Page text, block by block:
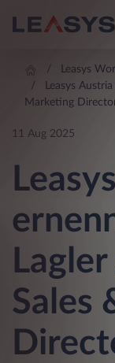
Leasys
Leasys
Marketing
11 Aug 2025
Sales